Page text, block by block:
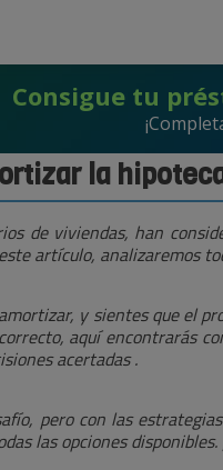
Consigue tu
la
de viviendas, han
artículo, analizaremos
y sientes que el
aquí encontrarás
acertadas .
pero con las
las opciones